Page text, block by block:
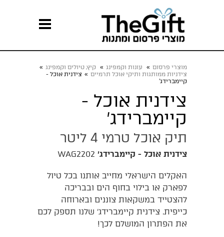
מוצרי פרסום » עונות וקמפינג » קיץ, טיולים וקמפינג »
צידניות ממותגות ותיקי אוכל תרמיים » צידנית אוכל -
קיימברידג'
צידנית אוכל -
קיימברידג'
תיק אוכל טרמי 4 ליטר
צידנית אוכל - קיימברידג' WAG2202
האקלים הישראלי מחייב אותנו בכל טיול
לפארק או בילוי בחוף הים ובבריכה
להצטייד במשקאות צוננים ובארוחה
כייפית. צידנית קיימברידג' שלנו תספק לכם
את הפתרון המושלם לכך!